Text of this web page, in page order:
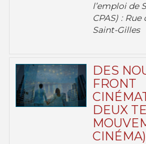
l’emploi de
CPAS) : Rue
Saint-Gilles
DES
FRONT
DEUX
CINÉMA)